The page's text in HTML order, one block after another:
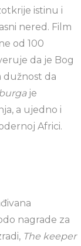
istinu i
nered. Film
od 100
da je Bog
dužnost da
je
a ujedno i
Africi.
nagrade za
The keeper